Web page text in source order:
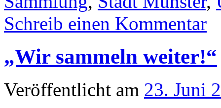
Schreib einen Kommentar
„Wir sammeln weiter!“
Veröffentlicht am 23. Juni